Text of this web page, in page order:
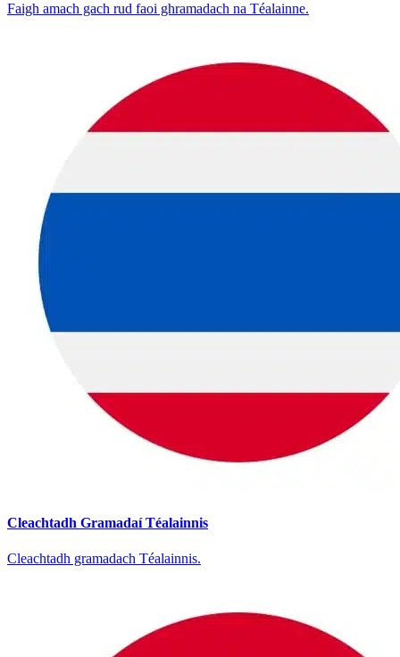
Faigh amach gach rud faoi ghramadach na Téalainne.
Cleachtadh Gramadaí Téalainnis
Cleachtadh gramadach Téalainnis.